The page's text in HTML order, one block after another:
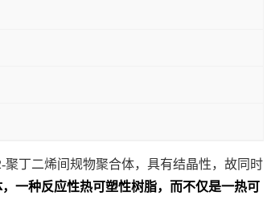
聚丁二烯间规物聚合体，具有结晶性，故同时
一种反应性热可塑性树脂，而不仅是一热可